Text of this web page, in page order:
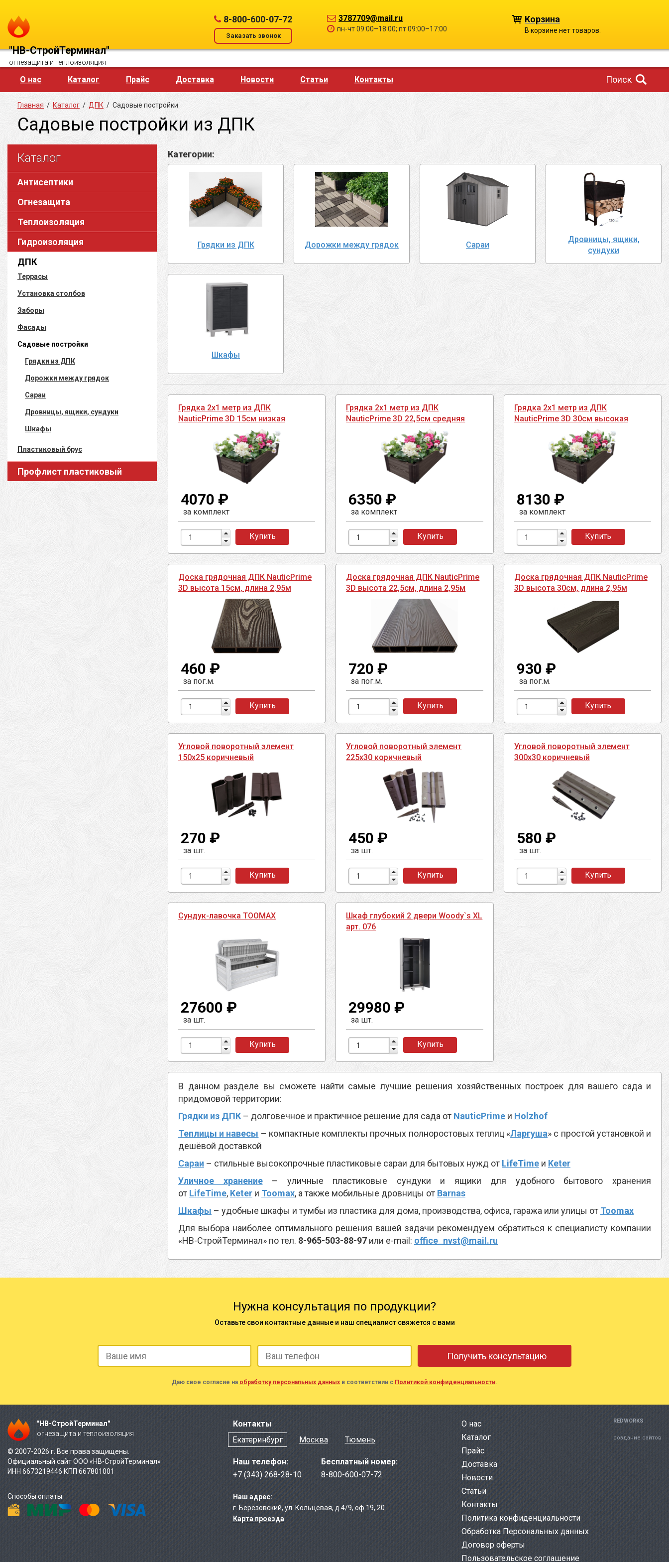
"НВ-СтройТерминал"
огнезащита и теплоизоляция
8-800-600-07-72
Заказать звонок
3787709@mail.ru
пн-чт 09:00–18:00; пт 09:00–17:00
Корзина
В корзине нет товаров.
О нас Каталог Прайс Доставка Новости Статьи Контакты Поиск
Главная / Каталог / ДПК / Садовые постройки
Садовые постройки из ДПК
Каталог
Антисептики
Огнезащита
Теплоизоляция
Гидроизоляция
ДПК
Террасы
Установка столбов
Заборы
Фасады
Садовые постройки
Грядки из ДПК
Дорожки между грядок
Сараи
Дровницы, ящики, сундуки
Шкафы
Пластиковый брус
Профлист пластиковый
Категории:
Грядки из ДПК Дорожки между грядок Сараи
Дровницы, ящики,
сундуки
Шкафы
Грядка 2х1 метр из ДПК
NauticPrime 3D 15см низкая
4070 ₽
за комплект
Купить
Грядка 2х1 метр из ДПК
NauticPrime 3D 22,5см средняя
6350 ₽
за комплект
Купить
Грядка 2х1 метр из ДПК
NauticPrime 3D 30см высокая
8130 ₽
за комплект
Купить
Доска грядочная ДПК NauticPrime
3D высота 15см, длина 2,95м
460 ₽
за пог.м.
Купить
Доска грядочная ДПК NauticPrime
3D высота 22,5см, длина 2,95м
720 ₽
за пог.м.
Купить
Доска грядочная ДПК NauticPrime
3D высота 30см, длина 2,95м
930 ₽
за пог.м.
Купить
Угловой поворотный элемент
150х25 коричневый
270 ₽
за шт.
Купить
Угловой поворотный элемент
225х30 коричневый
450 ₽
за шт.
Купить
Угловой поворотный элемент
300х30 коричневый
580 ₽
за шт.
Купить
Сундук-лавочка TOOMAX
27600 ₽
за шт.
Купить
Шкаф глубокий 2 двери Woody`s XL
арт. 076
29980 ₽
за шт.
Купить
В данном разделе вы сможете найти самые лучшие решения хозяйственных построек для вашего сада и
придомовой территории:
Грядки из ДПК – долговечное и практичное решение для сада от NauticPrime и Holzhof
Теплицы и навесы – компактные комплекты прочных полноростовых теплиц «Ларгуша» с простой установкой и
дешёвой доставкой
Сараи – стильные высокопрочные пластиковые сараи для бытовых нужд от LifeTime и Keter
Уличное хранение– уличные пластиковые сундуки и ящики для удобного бытового хранения
от LifeTime, Keter и Toomax, а также мобильные дровницы от Barnas
Шкафы – удобные шкафы и тумбы из пластика для дома, производства, офиса, гаража или улицы от Toomax
Для выбора наиболее оптимального решения вашей задачи рекомендуем обратиться к специалисту компании
«НВ-СтройТерминал» по тел. 8-965-503-88-97 или e-mail: office_nvst@mail.ru
Нужна консультация по продукции?
Оставьте свои контактные данные и наш специалист свяжется с вами
Даю свое согласие на обработку персональных данных в соответствии с Политикой конфиденциальности.
"НВ-СтройТерминал"
огнезащита и теплоизоляция
© 2007-2026 г. Все права защищены.
Официальный сайт ООО «НВ-СтройТерминал»
ИНН 6673219446 КПП 667801001
Способы оплаты:
Контакты
Екатеринбург
Москва Тюмень
Наш телефон:
+7 (343) 268-28-10
Бесплатный номер:
8-800-600-07-72
Наш адрес:
г. Берёзовcкий,ул. Кольцевая, д.4/9,оф.19, 20
Карта проезда
О нас
Каталог
Прайс
Доставка
Новости
Статьи
Контакты
Политика конфиденциальности
Обработка Персональных данных
Договор оферты
Пользовательское соглашение
REDWORKS
создание сайтов